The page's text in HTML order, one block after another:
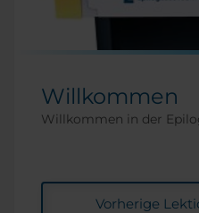
Willkommen
Willkommen in der
Vorherige